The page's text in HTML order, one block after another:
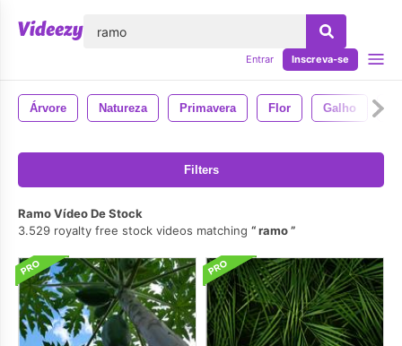
Entrar Inscreva-se
Árvore Natureza Primavera Flor Galho
Filters
Ramo Vídeo De Stock
3.529 royalty free stock videos matching
ramo